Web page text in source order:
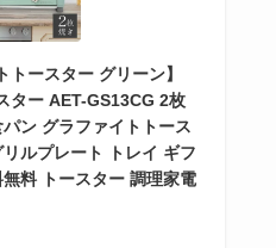
トースター グリーン】
ター AET-GS13CG 2枚
ン グラファイトトース
ルプレート トレイ ギフ
料 トースター 調理家電